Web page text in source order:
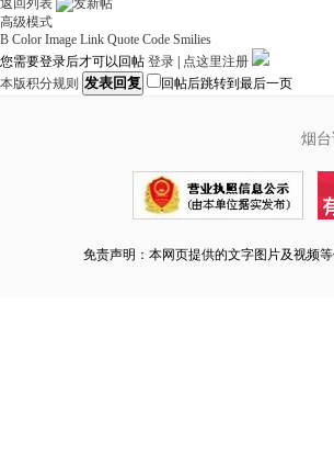
返回列表
高级模式
B Color Image Link Quote Code Smilies
您需要登录后才可以回帖 登录
点这里注册
本版积分规则 发表回复 回帖后跳转到最后一页
烟
免责声明：本网页提供的文字图片及视频